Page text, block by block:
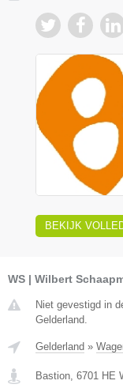
BEKIJK
WS | Wilbert
Niet gevestigd in
Gelderland.
Gelderland »
Bastion, 6701 HE